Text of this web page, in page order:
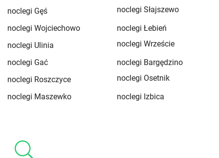
noclegi Gęś
noclegi Słajszewo
noclegi Wojciechowo
noclegi Łebień
noclegi Ulinia
noclegi Wrzeście
noclegi Gać
noclegi Bargędzino
noclegi Roszczyce
noclegi Osetnik
noclegi Maszewko
noclegi Izbica